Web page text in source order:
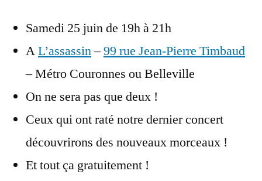
Samedi 25 juin de 19h à 21h
AL’assassin–99 rue Jean-Pierre Timbaud
– Métro Couronnes ou Belleville
On ne sera pas que deux !
Ceux qui ont raté notre dernier concert
découvrirons des nouveaux morceaux !
Et tout ça gratuitement !